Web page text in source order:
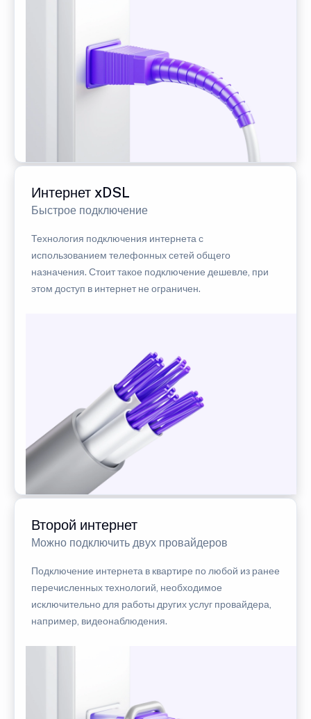
Интернет xDSL
Быстрое подключение
Технология подключения интернета с
использованием телефонных сетей общего
назначения. Стоит такое подключение дешевле, при
этом доступ в интернет не ограничен.
Второй интернет
Можно подключить двух провайдеров
Подключение интернета в квартире по любой из ранее
перечисленных технологий, необходимое
исключительно для работы других услуг провайдера,
например, видеонаблюдения.